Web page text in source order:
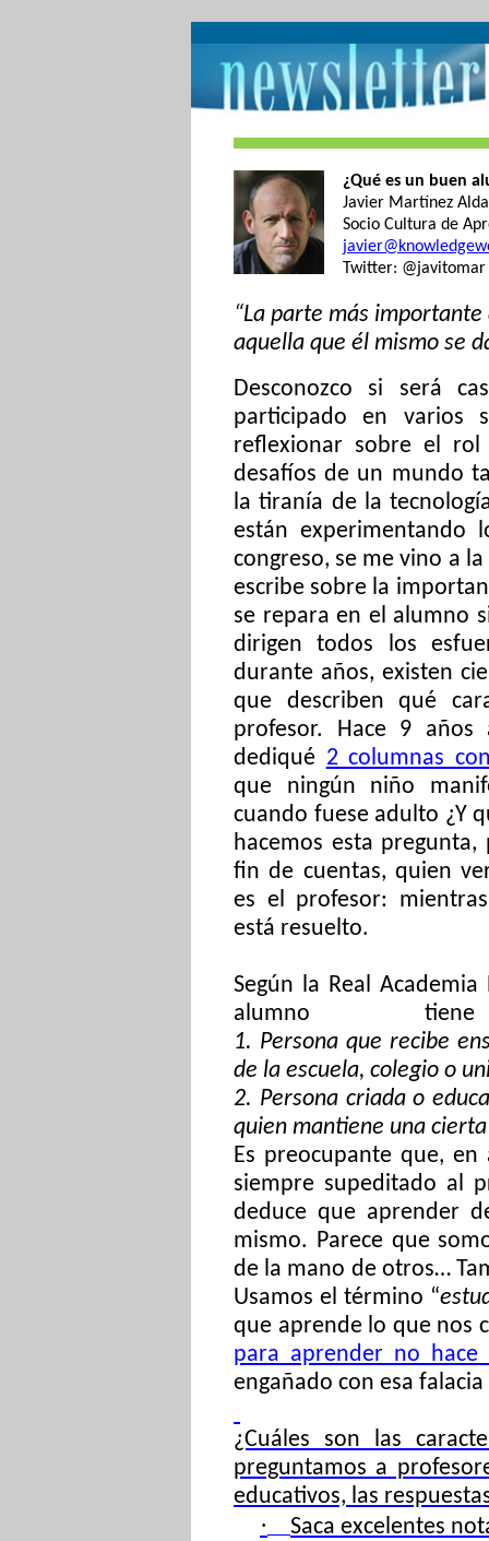
¿Qué es un buen
Javier Martínez
Socio Cultura de
Twitter: @javitomar
“La parte más
aquella que él mismo se
Desconozco si será
participado en varios
reflexionar sobre el
desafíos de un mundo
la tiranía de la
están experimentando
congreso, se me vino a
escribe sobre la
se repara en el alumno
dirigen todos los
durante años, existen
que describen qué
profesor. Hace 9
dediqué 2 columnas
que ningún niño
cuando fuese adulto ¿Y
hacemos esta
fin de cuentas, quien
es el profesor:
está resuelto.
Según la Real
alumno
1. Persona que recibe
de la escuela, colegio o
2. Persona criada o
quien mantiene una
Es preocupante que,
siempre supeditado al
deduce que aprender
mismo. Parece que
de la mano de otros…
Usamos el término “
que aprende lo que nos
para aprender no hace
engañado con esa
¿Cuáles son las
preguntamos a
educativos, las
· Saca excelentes